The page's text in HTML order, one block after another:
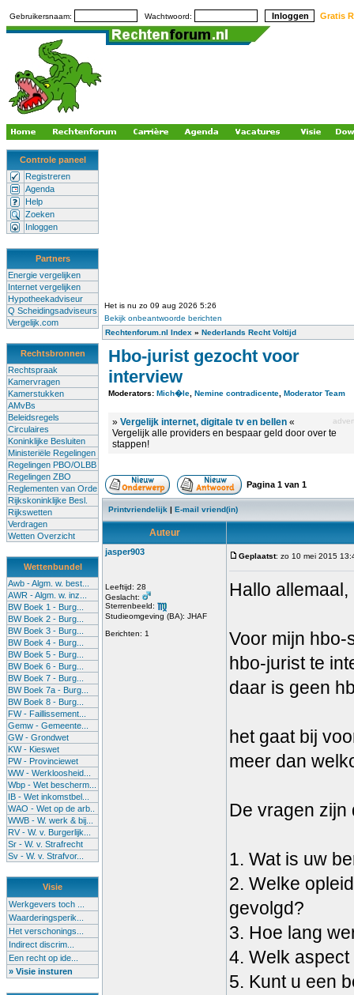
Gebruikersnaam: Wachtwoord: Gratis
Controle paneel
Registreren
Agenda
Help
Zoeken
Inloggen
Partners
Energie vergelijken
Internet vergelijken
Hypotheekadviseur
Q Scheidingsadviseurs
Vergelijk.com
Rechtsbronnen
Rechtspraak
Kamervragen
Kamerstukken
AMvBs
Beleidsregels
Circulaires
Koninklijke Besluiten
Ministeriële Regelingen
Regelingen PBO/OLBB
Regelingen ZBO
Reglementen van Orde
Rijkskoninklijke Besl.
Rijkswetten
Verdragen
Wetten Overzicht
Wettenbundel
Awb - Algm. w. best...
AWR - Algm. w. inz...
BW Boek 1 - Burg...
BW Boek 2 - Burg...
BW Boek 3 - Burg...
BW Boek 4 - Burg...
BW Boek 5 - Burg...
BW Boek 6 - Burg...
BW Boek 7 - Burg...
BW Boek 7a - Burg...
BW Boek 8 - Burg...
FW - Faillissement...
Gemw - Gemeente...
GW - Grondwet
KW - Kieswet
PW - Provinciewet
WW - Werkloosheid...
Wbp - Wet bescherm...
IB - Wet inkomstbel...
WAO - Wet op de arb..
WWB - W. werk & bij...
RV - W. v. Burgerlijk...
Sr - W. v. Strafrecht
Sv - W. v. Strafvor...
Visie
Werkgevers toch ...
Waarderingsperik...
Het verschonings...
Indirect discrim...
Een recht op ide...
» Visie insturen
Het is nu zo 09 aug 2026 5:26
Bekijk onbeantwoorde berichten
Rechtenforum.nl Index » Nederlands Recht Voltijd
Hbo-jurist gezocht voor
interview
Moderators: Mich�le Nemine contradicente Moderator Team
» Vergelijk internet, digitale tv en bellen «
Vergelijk alle providers en bespaar geld door over te
stappen!
Pagina 1 van 1
Printvriendelijk | E-mail vriend(in)
Auteur
jasper903
Leeftijd: 28
Geslacht:
Sterrenbeeld:
Studieomgeving (BA): JHAF
Berichten: 1
Geplaatst: zo 10 mei 2015
Hallo allemaal,
Voor mijn
hbo-jurist te
daar is geen
het gaat bij
meer dan
De vragen zijn
1. Wat is uw
2. Welke
gevolgd?
3. Hoe lang
4. Welk
5. Kunt u een